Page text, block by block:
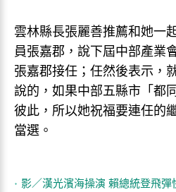
雲林縣長張麗善推薦和她一
員張嘉郡，說下屆中部產業
張嘉郡接任；任然後表示，
說的，如果中部五縣市「都
彼此，所以她祝福要連任的
當選。
影／漢光濱海操演 賴總統登飛彈